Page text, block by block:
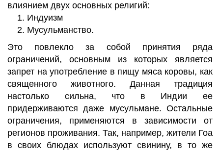
влиянием двух основных религий:
Индуизм
Мусульманство.
Это повлекло за собой принятия ряда
ограничений, основным из которых является
запрет на употребление в пищу мяса коровы, как
священного животного. Данная традиция
настолько сильна, что в Индии ее
придерживаются даже мусульмане. Остальные
ограничения, применяются в зависимости от
регионов проживания. Так, например, жители Гоа
в своих блюдах используют свинину, в то же